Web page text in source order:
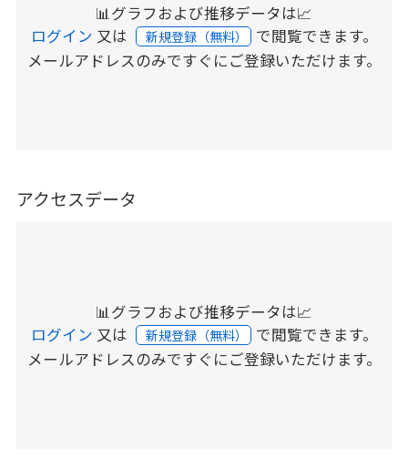
📊グラフおよび推移データは📈
ログイン 又は 新規登録（無料） で閲覧できます。
メールアドレスのみですぐにご登録いただけます。
アクセスデータ
📊グラフおよび推移データは📈
ログイン 又は 新規登録（無料） で閲覧できます。
メールアドレスのみですぐにご登録いただけます。